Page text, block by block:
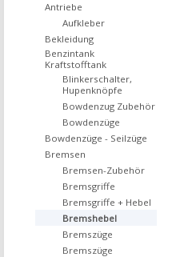
Antriebe
Aufkleber
Bekleidung
Benzintank
Kraftstofftank
Blinkerschalter,
Hupenknöpfe
Bowdenzug Zubehör
Bowdenzüge
Bowdenzüge - Seilzüge
Bremsen
Bremsen-Zubehör
Bremsgriffe
Bremsgriffe + Hebel
Bremshebel
Bremszüge
Bremszüge